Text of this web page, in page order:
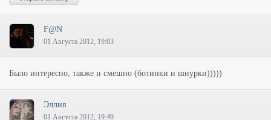
F@N
01 Августа 2012, 19:03
Было интересно, также и смешно (ботинки и шнурки)))))
Эллия
01 Августа 2012, 19:49